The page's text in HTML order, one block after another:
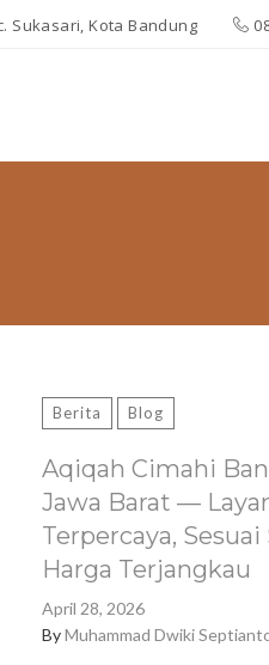
Sukasari, Kota Bandung
Berita Blog
Aqiqah Cimahi
Jawa Barat —
Terpercaya, Sesuai
Harga Terjangkau
April 28, 2026
ByMuhammad Dwiki